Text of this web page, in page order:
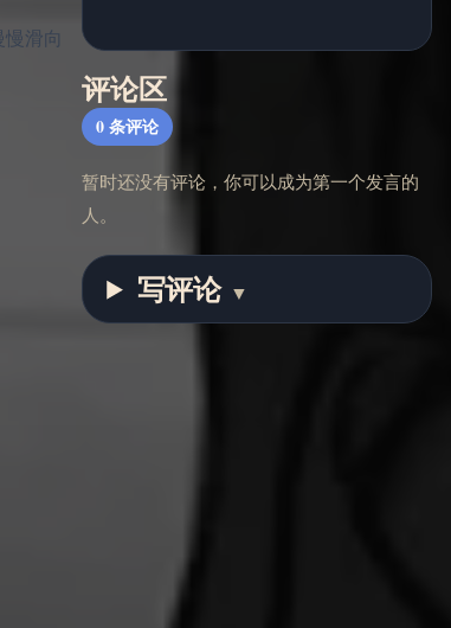
滑向
评论区
0 条评论
暂时还没有评论，你可以成为第一个发言的
人。
写评论 ▼